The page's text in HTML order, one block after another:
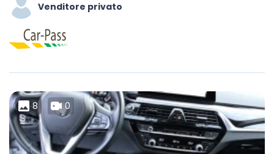
Venditore privato
8 0